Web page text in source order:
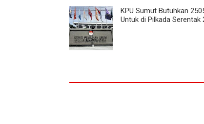
KPU Sumut Butuhkan
Untuk di Pilkada Serentak